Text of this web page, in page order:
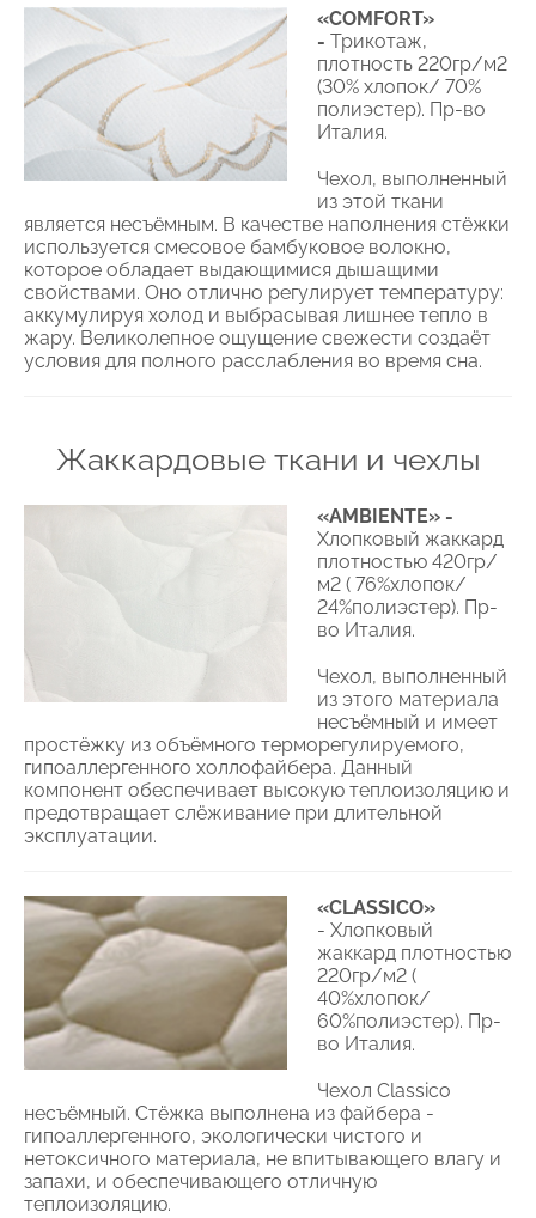
«COMFORT»
- Трикотаж,
плотность 220гр/м2
(30% хлопок/ 70%
полиэстер). Пр-во
Италия.
Чехол, выполненный
из этой ткани
является несъёмным. В качестве наполнения стёжки
используется смесовое бамбуковое волокно,
которое обладает выдающимися дышащими
свойствами. Оно отлично регулирует температуру:
аккумулируя холод и выбрасывая лишнее тепло в
жару. Великолепное ощущение свежести создаёт
условия для полного расслабления во время сна.
Жаккардовые ткани и чехлы
«AMBIENTE» -
Хлопковый жаккард
плотностью 420гр/
м2 ( 76%хлопок/
24%полиэстер). Пр-
во Италия.
Чехол, выполненный
из этого материала
несъёмный и имеет
простёжку из объёмного терморегулируемого,
гипоаллергенного холлофайбера. Данный
компонент обеспечивает высокую теплоизоляцию и
предотвращает слёживание при длительной
эксплуатации.
«СLASSICO»
- Хлопковый
жаккард плотностью
220гр/м2 (
40%хлопок/
60%полиэстер). Пр-
во Италия.
Чехол Classico
несъёмный. Стёжка выполнена из файбера -
гипоаллергенного, экологически чистого и
нетоксичного материала, не впитывающего влагу и
запахи, и обеспечивающего отличную
теплоизоляцию.